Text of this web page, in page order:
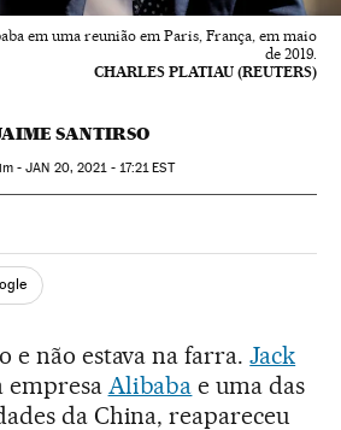
em uma reunião em Paris, França, em maio
de 2019.
CHARLES PLATIAU (REUTERS)
SANTIRSO
-JAN 20, 2021 - 17:21EST
Twitter
Redes Sociales
e não estava na farra.Jack
empresa Alibaba e uma das
da China, reapareceu